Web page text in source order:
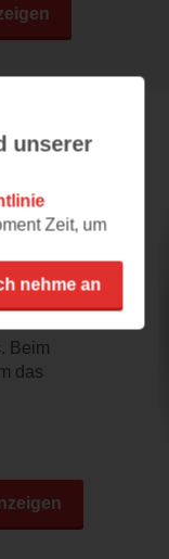
Beim
das
unserer
Zeit, um
nehme an